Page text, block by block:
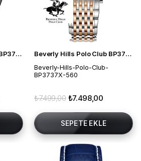
Beverly Hills Polo Club BP3731X.070 Erkek Kol Saati Beverly Hills Polo Club BP3737X.560 Kadın Kol Saati
Beverly-Hills-Polo-Club-
BP3737X-560
₺7.498,00
₺7.499,00
SEPETE EKLE